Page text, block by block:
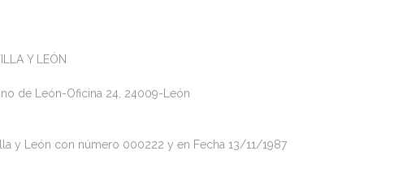
Y LEÓN
de León-Oficina 24, 24009-León
y León con número 000222 y en Fecha 13/11/1987